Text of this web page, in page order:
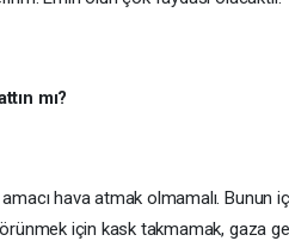
mı?
hava atmak olmamalı.
için kask takmamak, gaza